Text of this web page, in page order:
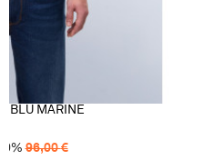
BLU MARINE
% 96,00€